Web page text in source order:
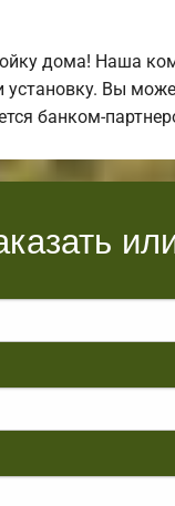
дома! Наша
Вы
банком-